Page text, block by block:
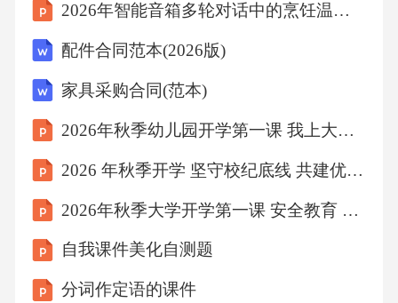
2026年智能音箱多轮对话中的烹饪温度控制
配件合同范本(2026版)
家具采购合同(范本)
2026年秋季幼儿园开学第一课 我上大班啦新学期新本领
2026 年秋季开学 坚守校纪底线 共建优良学风校风
2026年秋季大学开学第一课 安全教育 守护青春
自我课件美化自测题
分词作定语的课件